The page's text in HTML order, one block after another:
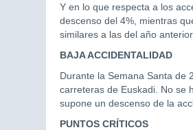
Y en lo que respecta a los
descenso del 4%, mientras
similares a las del año
BAJA ACCIDENTALIDAD
Durante la Semana Santa de
carreteras de Euskadi. No se
supone un descenso de la
PUNTOS CRÍTICOS